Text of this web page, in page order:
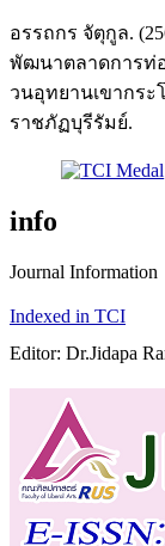
อรรถกร จัตุกูล.
พัฒนาตลาดการท่
วนอุทยานเขากระ
ราชภัฏบุรีรัมย์.
info
Journal Information
Indexed in TCI
Editor: Dr.Jidapa